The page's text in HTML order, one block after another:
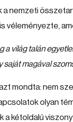
a nemzeti
véleményezte,
a világ talán
saját magával
mondta: nem
olyan
a kétoldalú